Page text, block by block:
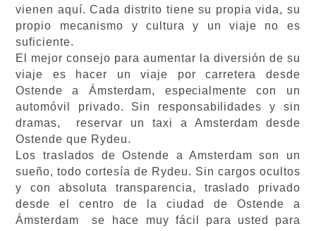
vienen aquí. Cada distrito tiene su propia vida, su
propio mecanismo y cultura y un viaje no es
suficiente.
El mejor consejo para aumentar la diversión de su
viaje es hacer un viaje por carretera desde
Ostende a Ámsterdam, especialmente con un
automóvil privado. Sin responsabilidades y sin
dramas, reservar un taxi a Amsterdam desde
Ostende que Rydeu.
Los traslados de Ostende a Amsterdam son un
sueño, todo cortesía de Rydeu. Sin cargos ocultos
y con absoluta transparencia, traslado privado
desde el centro de la ciudad de Ostende a
Ámsterdam se hace muy fácil para usted para